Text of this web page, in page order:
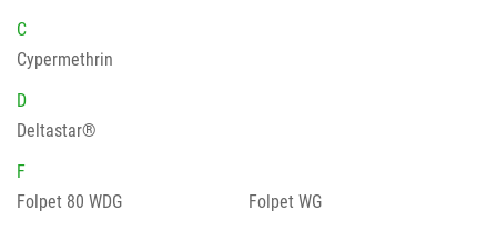
C
Cypermethrin
D
Deltastar®
F
Folpet 80 WDG
Folpet WG